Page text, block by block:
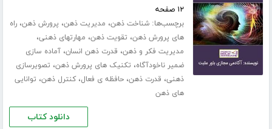
۱۲ صفحه
برچسب‌ها:شناخت ذهن، مدیریت ذهن، پرورش ذهن،راه
های پرورش ذهن، تقویت ذهن، مهارت­های ذهنی،
مدیریت فکر و ذهن، قدرت ذهن انسان،آماده سازی
ضمیر ناخودآگاه، تکنیک های پرورش ذهن، تصویرسازی
ذهنی، قدرت ذهن،حافظه ی فعال،کنترل ذهن، توانایی
های ذهن
دانلود کتاب